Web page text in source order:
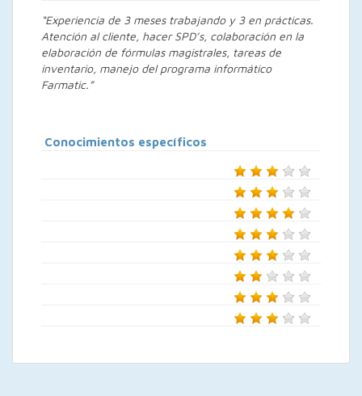
“Experiencia de 3 meses trabajando y 3 en prácticas.
Atención al cliente, hacer SPD’s, colaboración en la
elaboración de fórmulas magistrales, tareas de
inventario, manejo del programa informático
Farmatic.”
Conocimientos específicos